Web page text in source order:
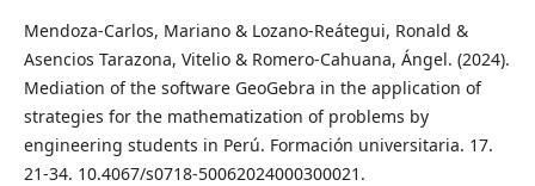
Mendoza-Carlos, Mariano & Lozano-Reátegui, Ronald &
Asencios Tarazona, Vitelio & Romero-Cahuana, Ángel. (2024).
Mediation of the software GeoGebra in the application of
strategies for the mathematization of problems by
engineering students in Perú. Formación universitaria. 17.
21-34. 10.4067/s0718-50062024000300021.